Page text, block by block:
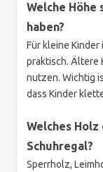
Welche
haben?
Für kleine
praktisch. Ältere
nutzen. Wichtig
dass Kinder
Welches
Schuhregal?
Sperrholz,